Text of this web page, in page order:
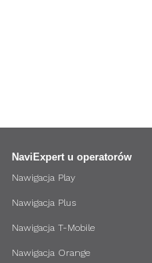
NaviExpert u operatorów
Nawigacja Play
Nawigacja Plus
Nawigacja T-Mobile
Nawigacja Orange